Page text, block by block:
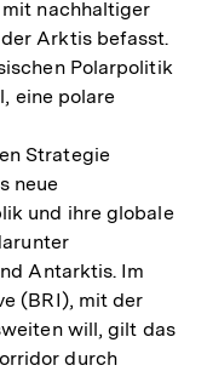
nachhaltiger
Arktis befasst.
Polarpolitik
eine polare
Strategie
neue
und ihre globale
Antarktis. Im
(BRI), mit der
will, gilt das
durch